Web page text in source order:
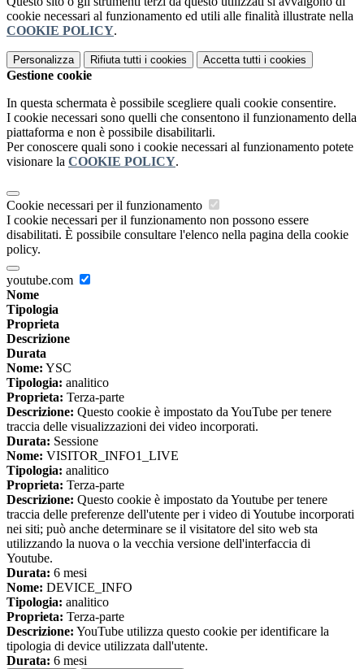
cookie necessari al funzionamento ed utili alle finalità illustrate nella
COOKIE POLICY.
Personalizza Rifiuta tutti i cookies Accetta tutti i cookies
Gestione cookie
In questa schermata è possibile scegliere quali cookie consentire.
I cookie necessari sono quelli che consentono il funzionamento della
piattaforma e non è possibile disabilitarli.
Per conoscere quali sono i cookie necessari al funzionamento potete
visionare la COOKIE POLICY.
Cookie necessari per il funzionamento
I cookie necessari per il funzionamento non possono essere
disabilitati. È possibile consultare l'elenco nella pagina della cookie
policy.
youtube.com
Nome
Tipologia
Proprieta
Descrizione
Durata
Nome: YSC
Tipologia: analitico
Proprieta: Terza-parte
Descrizione: Questo cookie è impostato da YouTube per tenere
traccia delle visualizzazioni dei video incorporati.
Durata: Sessione
Nome: VISITOR_INFO1_LIVE
Tipologia: analitico
Proprieta: Terza-parte
Descrizione: Questo cookie è impostato da Youtube per tenere
traccia delle preferenze dell'utente per i video di Youtube incorporati
nei siti; può anche determinare se il visitatore del sito web sta
utilizzando la nuova o la vecchia versione dell'interfaccia di
Youtube.
Durata: 6 mesi
Nome: DEVICE_INFO
Tipologia: analitico
Proprieta: Terza-parte
Descrizione: YouTube utilizza questo cookie per identificare la
tipologia di device utilizzata dall'utente.
Durata: 6 mesi